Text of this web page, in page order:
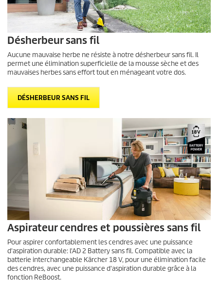
Désherbeur sans fil
Aucune mauvaise herbe ne résiste à notre désherbeur sans fil. Il
permet une élimination superficielle de la mousse sèche et des
mauvaises herbes sans effort tout en ménageant votre dos.
DÉSHERBEUR SANS FIL
Aspirateur cendres et poussières sans fil
Pour aspirer confortablement les cendres avec une puissance
d'aspiration durable: l'AD 2 Battery sans fil. Compatible avec la
batterie interchangeable Kärcher 18 V, pour une élimination facile
des cendres, avec une puissance d'aspiration durable grâce à la
fonction ReBoost.